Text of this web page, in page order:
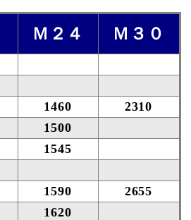
Ｍ２４ Ｍ３０
1460
2310
1500
1545
1590
2655
1620